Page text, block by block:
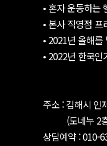
• 혼자 운동하는
• 본사 직영점
• 2021년 올해
• 2022년 한국
주소 : 김해시 인
(도네누 2
상담예약 : 010-